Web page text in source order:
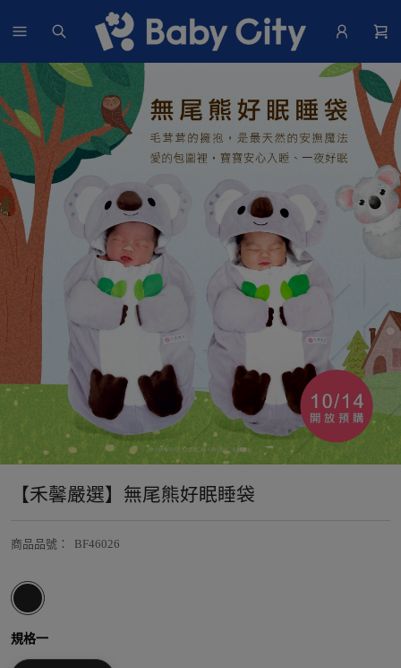
【禾馨嚴選】無尾熊好眠睡袋
商品品號 ： BF46026
規格一